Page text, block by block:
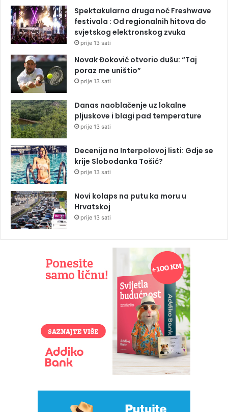
Spektakularna druga noć Freshwave
festivala : Od regionalnih hitova do
svjetskog elektronskog zvuka
prije 13 sati
Novak Đoković otvorio dušu: “Taj
poraz me uništio”
prije 13 sati
Danas naoblačenje uz lokalne
pljuskove i blagi pad temperature
prije 13 sati
Decenija na Interpolovoj listi: Gdje se
krije Slobodanka Tošić?
prije 13 sati
Novi kolaps na putu ka moru u
Hrvatskoj
prije 13 sati